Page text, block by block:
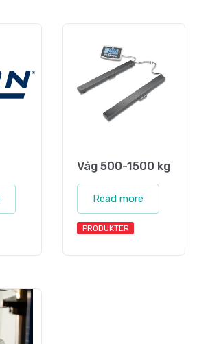
Våg 500-1500 kg
Read more
PRODUKTER